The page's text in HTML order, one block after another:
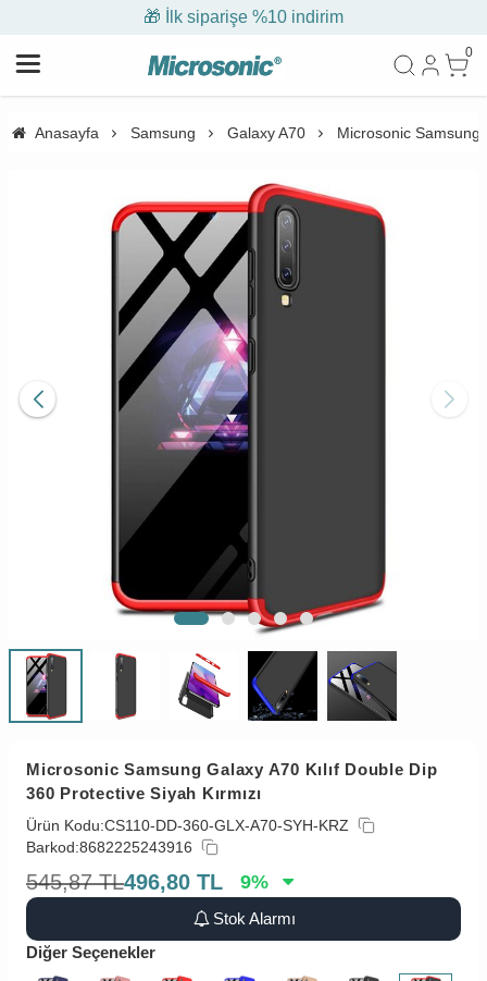
🎁 İlk siparişe %10 indirim
0
Anasayfa Samsung Galaxy A70 Microsonic Samsung
Microsonic Samsung Galaxy A70 Kılıf Double Dip
360 Protective Siyah Kırmızı
Ürün Kodu:CS110-DD-360-GLX-A70-SYH-KRZ
Barkod:8682225243916
545,87 TL496,80 TL 9%
Stok Alarmı
Diğer Seçenekler